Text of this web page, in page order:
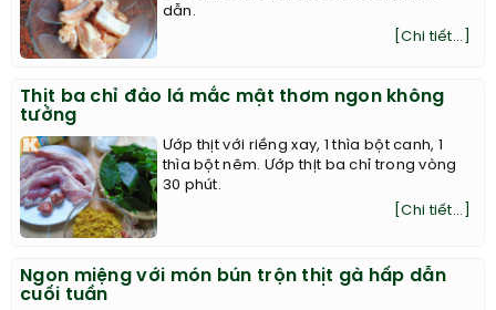
dẫn.
[Chi tiết...]
Thịt ba chỉ đảo lá mắc mật thơm ngon không
tưởng
Ướp thịt với riềng xay, 1 thìa bột canh, 1
thìa bột nêm. Ướp thịt ba chỉ trong vòng
30 phút.
[Chi tiết...]
Ngon miệng với món bún trộn thịt gà hấp dẫn
cuối tuần